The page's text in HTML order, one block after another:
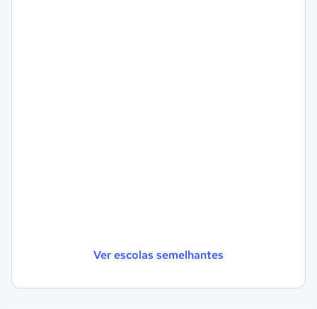
Ver escolas semelhantes